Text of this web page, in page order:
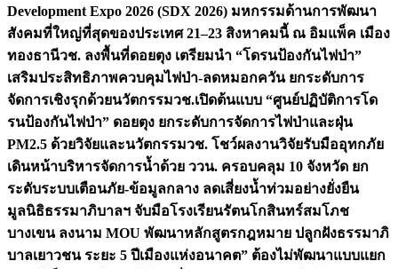
Development Expo 2026 (SDX 2026) มหกรรมด้านการพัฒนา
สังคมที่ใหญ่ที่สุดของประเทศ 21–23 สิงหาคมนี้ ณ อิมแพ็ค เมือง
ทองธานีวช. ลงพื้นที่ดอยตุง เตรียมนำ “โดรนป้องกันไฟป่า”
เสริมประสิทธิภาพควบคุมไฟป่า-ลดหมอกควัน ยกระดับการ
จัดการเชิงรุกด้วยนวัตกรรมวช.เปิดต้นแบบ “ศูนย์ปฏิบัติการโด
รนป้องกันไฟป่า” ดอยตุง ยกระดับการจัดการไฟป่าและฝุ่น
PM2.5 ด้วยวิจัยและนวัตกรรมวช. โชว์ผลงานวิจัยรับมืออุทกภัย
เดินหน้าบริหารจัดการน้ำด้วย ววน. ครอบคลุม 10 จังหวัด ยก
ระดับระบบเตือนภัย-ข้อมูลกลาง ลดเสี่ยงน้ำท่วมอย่างยั่งยืน
มูลนิธิธรรมาภิบาลฯ จับมือโรงเรียนรัตนโกสินทร์สมโภช
บางเขน ลงนาม MOU พัฒนาหลักสูตรกฎหมาย ปลูกฝังธรรมาภิ
บาลเยาวชน ระยะ 5 ปีเมืองแห่งอนาคต” ต้องไม่พัฒนาแบบแยก